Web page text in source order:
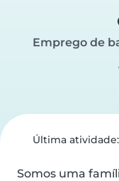
Emprego de
Última atividade:
Somos uma